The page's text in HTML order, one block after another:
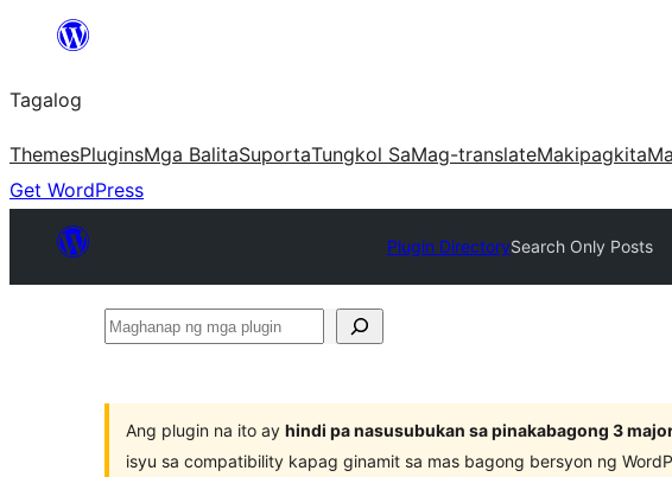
Lumaktaw
sa
content
Tagalog
ThemesPluginsMga BalitaSuportaTungkol SaMag-translateMakipagkita
Get WordPress
Plugin DirectorySearch Only Posts
Maghanap
plugin
Ang plugin na ito ay hindi pa nasusubukan sa pinakabagong 3
isyu sa compatibility kapag ginamit sa mas bagong bersyon ng